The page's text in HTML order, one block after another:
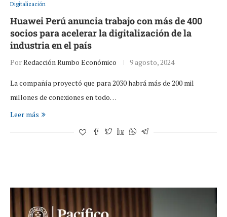
Digitalización
Huawei Perú anuncia trabajo con más de 400
socios para acelerar la digitalización de la
industria en el país
PorRedacción Rumbo Económico 9 agosto, 2024
La compañía proyectó que para 2030 habrá más de 200 mil
millones de conexiones en todo…
Leer más